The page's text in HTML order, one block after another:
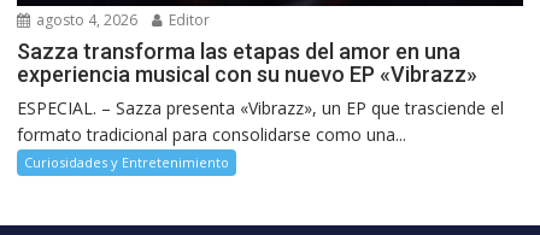
agosto 4, 2026 Editor
Sazza transforma las etapas del amor en una
experiencia musical con su nuevo EP «Vibrazz»
ESPECIAL. – Sazza presenta «Vibrazz», un EP que trasciende el
formato tradicional para consolidarse como una...
Curiosidades y Entretenimiento